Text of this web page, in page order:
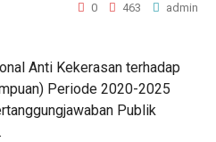
0 463 admin
Anti Kekerasan terhadap
Periode 2020-2025
Publik